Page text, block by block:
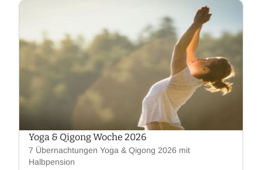
Yoga & Qigong Woche 2026
7 Übernachtungen Yoga & Qigong 2026 mit
Halbpension